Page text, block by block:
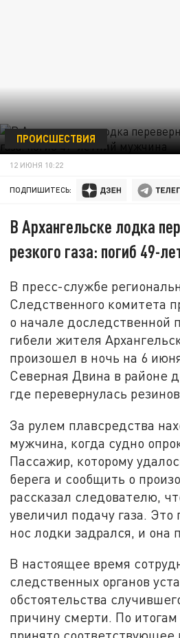
ПРОИСШЕСТВИЯ
12 ИЮНЯ 10:22
ПОДПИШИТЕСЬ:
В Архангельске лодка
резкого газа: погиб 49-
В пресс-службе
Следственного комитета
о начале доследственной
гибели жителя
произошел в ночь на 6
Северная Двина в районе
где перевернулась
За рулем плавсредства
мужчина, когда судно
Пассажир, которому
берега и сообщить о
рассказал следователю,
увеличил подачу газа. Это
нос лодки задрался, и она
В настоящее время
следственных органов
обстоятельства
причину смерти. По